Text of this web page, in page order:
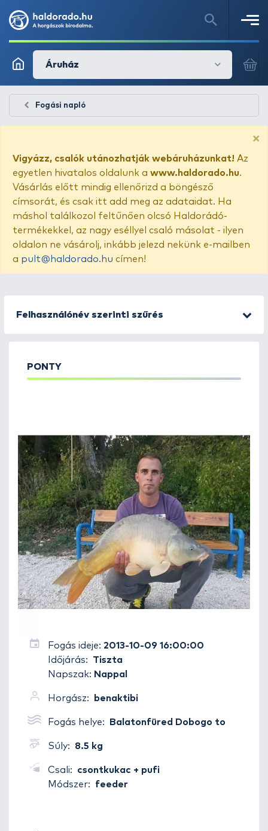
Áruház
Fogási napló
×
Vigyázz, csalók utánozhatják webáruházunkat! Az
egyetlen hivatalos oldalunk a www.haldorado.hu.
Vásárlás előtt mindig ellenőrizd a böngésző
címsorát, és csak itt add meg az adataidat. Ha
máshol találkozol feltűnően olcsó Haldorádó-
termékekkel, az nagy eséllyel csaló másolat - ilyen
oldalon ne vásárolj, inkább jelezd nekünk e-mailben
a pult@haldorado.hu címen!
Felhasználónév szerinti szűrés
PONTY
Fogás ideje: 2013-10-09 16:00:00
Időjárás:
Tiszta
Napszak: Nappal
Horgász: benaktibi
Fogás helye: Balatonfüred Dobogo to
Súly: 8.5 kg
Csali:
csontkukac + pufi
Módszer:
feeder